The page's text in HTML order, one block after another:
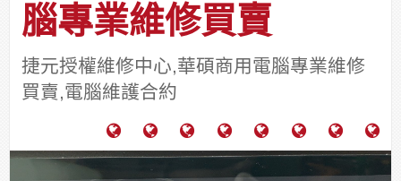
腦專業維修買賣
捷元授權維修中心,華碩商用電腦專業維修
買賣,電腦維護合約
腦
功
於
力
通
報
視
舍
網
中
團
法